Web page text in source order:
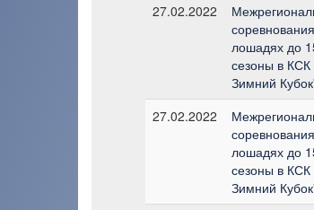
27.02.2022
лошадях до
сезоны в КСК
Зимний
27.02.2022
лошадях до
сезоны в КСК
Зимний